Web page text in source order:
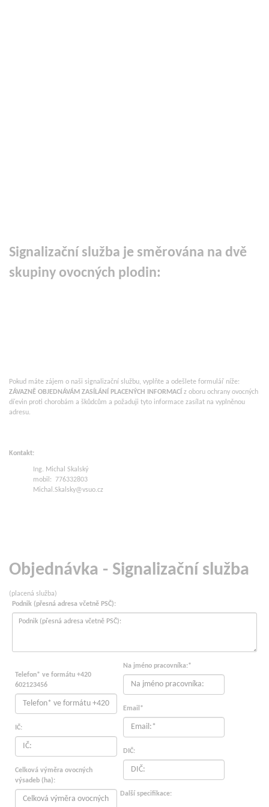
Signalizační služba je směrována na dvě
skupiny ovocných plodin:
Pokud máte zájem o naši signalizační službu, vyplňte a odešlete formulář níže:
ZÁVAZNĚ OBJEDNÁVÁM ZASÍLÁNÍ PLACENÝCH INFORMACÍ z oboru ochrany ovocných
dřevin proti chorobám a škůdcům a požaduji tyto informace zasílat na vyplněnou
adresu.
Kontakt:
Ing. Michal Skalský
mobil: 776332803
Michal.Skalsky@vsuo.cz
Objednávka - Signalizační služba
(placená služba)
Podnik (přesná adresa včetně PSČ):
Telefon* ve formátu +420
602123456
IČ:
Celková výměra ovocných
výsadeb (ha):
Na jméno pracovníka:*
Email*
DIČ:
Další specifikace: